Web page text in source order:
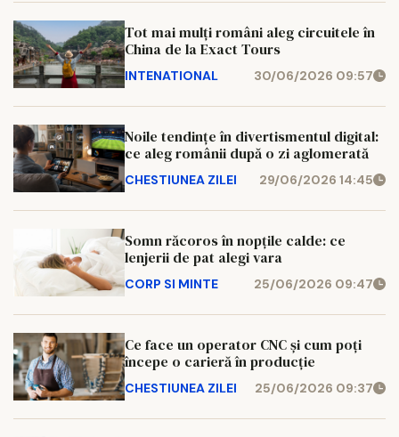
Tot mai mulți români aleg circuitele în
China de la Exact Tours
INTENATIONAL 30/06/2026 09:57
Noile tendințe în divertismentul digital:
ce aleg românii după o zi aglomerată
CHESTIUNEA ZILEI 29/06/2026 14:45
Somn răcoros în nopțile calde: ce
lenjerii de pat alegi vara
CORP SI MINTE 25/06/2026 09:47
Ce face un operator CNC și cum poți
începe o carieră în producție
CHESTIUNEA ZILEI 25/06/2026 09:37